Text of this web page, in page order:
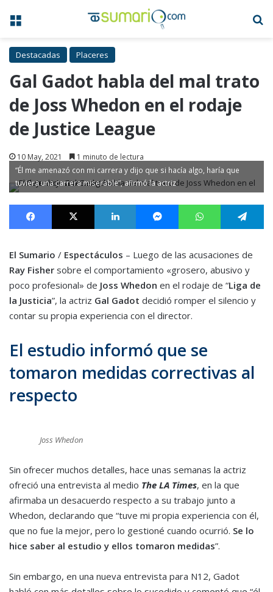
Menú
Destacadas Placeres
Gal Gadot habla del mal trato
de Joss Whedon en el rodaje
de Justice League
10 May, 2021 1 minuto de lectura
“Él me amenazó con mi carrera y dijo que si hacía algo, haría que
tuviera una carrera miserable”, afirmó la actriz
Facebook X LinkedIn MessengerWhatsApp
El Sumario / Espectáculos – Luego de las acusaciones de
Ray Fisher sobre el comportamiento «grosero, abusivo y
poco profesional» de Joss Whedon en el rodaje de “Liga de
la Justicia”, la actriz Gal Gadot decidió romper el silencio y
contar su propia experiencia con el director.
El estudio informó que se
tomaron medidas correctivas al
respecto
Joss Whedon
Sin ofrecer muchos detalles, hace unas semanas la actriz
ofreció una entrevista al medio The LA Times, en la que
afirmaba un desacuerdo respecto a su trabajo junto a
Whedon, declarando que “tuve mi propia experiencia con él,
que no fue la mejor, pero lo gestioné cuando ocurrió. Se lo
hice saber al estudio y ellos tomaron medidas”.
Sin embargo, en una nueva entrevista para N12, Gadot